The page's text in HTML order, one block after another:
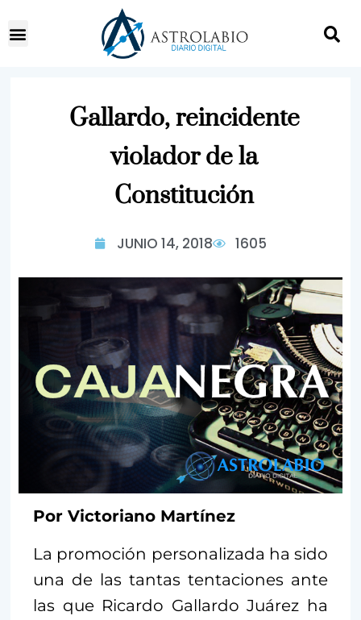
Gallardo, reincidente
violador de la
Constitución
JUNIO 14, 2018 1605
Por Victoriano Martínez
La promoción personalizada ha sido
una de las tantas tentaciones ante
las que Ricardo Gallardo Juárez ha